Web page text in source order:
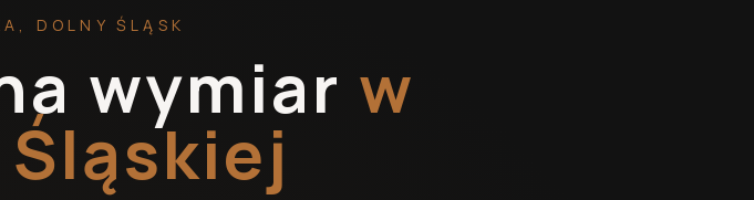
, DOLNY ŚLĄSK
wymiar w